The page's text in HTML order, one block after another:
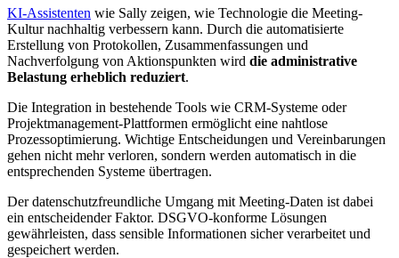
KI-Assistenten wie Sally zeigen, wie Technologie die Meeting-
Kultur nachhaltig verbessern kann. Durch die automatisierte
Erstellung von Protokollen, Zusammenfassungen und
Nachverfolgung von Aktionspunkten wird die administrative
Belastung erheblich reduziert.
Die Integration in bestehende Tools wie CRM-Systeme oder
Projektmanagement-Plattformen ermöglicht eine nahtlose
Prozessoptimierung. Wichtige Entscheidungen und Vereinbarungen
gehen nicht mehr verloren, sondern werden automatisch in die
entsprechenden Systeme übertragen.
Der datenschutzfreundliche Umgang mit Meeting-Daten ist dabei
ein entscheidender Faktor. DSGVO-konforme Lösungen
gewährleisten, dass sensible Informationen sicher verarbeitet und
gespeichert werden.